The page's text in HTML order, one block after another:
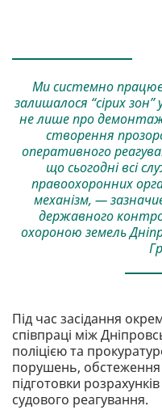
Ми системно
залишалося “сірих
не лише про демонтаж
створення
оперативного
що сьогодні всі
правоохоронних
механізм, —
державного
охороною земель
Під час засідання
співпраці між
поліцією та
порушень, обстеження
підготовки
судового реагування.